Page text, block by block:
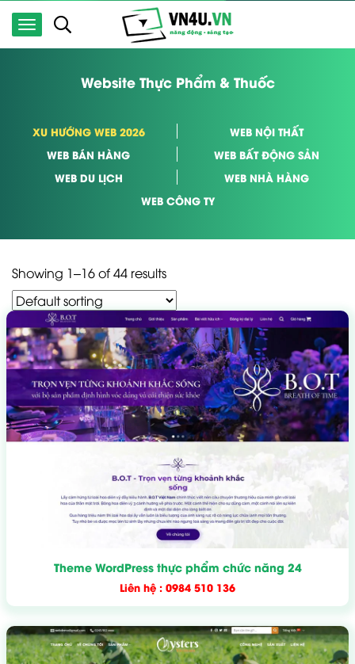
Website Thực Phẩm & Thuốc
XU HƯỚNG WEB 2026
WEB NỘI THẤT
WEB BÁN HÀNG
WEB BẤT ĐỘNG SẢN
WEB DU LỊCH
WEB NHÀ HÀNG
WEB CÔNG TY
Showing 1–16 of 44 results
Theme WordPress thực phẩm chức năng 24
Liên hệ : 0984 510 136